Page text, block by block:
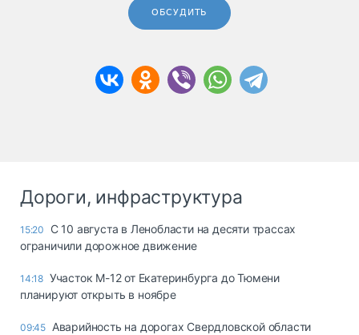
ОБСУДИТЬ
Дороги, инфраструктура
15:20
С 10 августа в Ленобласти на десяти трассах
ограничили дорожное движение
14:18 Участок М-12 от Екатеринбурга до Тюмени
планируют открыть в ноябре
09:45 Аварийность на дорогах Свердловской области